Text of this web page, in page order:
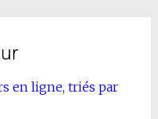
en ligne, triés par